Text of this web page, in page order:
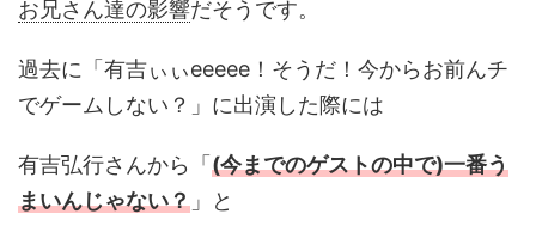
お兄さん達の影響だそうです。
過去に「有吉ぃぃeeeee！そうだ！今からお前んチ
でゲームしない？」に出演した際には
有吉弘行さんから「 (今までのゲストの中で)一番う
まいんじゃない？ 」と